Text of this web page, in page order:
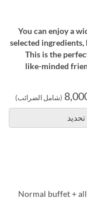
You can enjoy a
selected ingredients,
This is the
like-minded
(شامل الضرائب)
تحديد